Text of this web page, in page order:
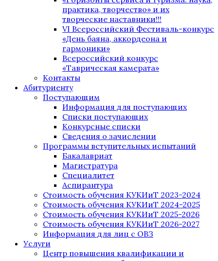
практика, творчество» и их
творческие наставники!!!
VI Всероссийский Фестиваль-конкурс
«День баяна, аккордеона и
гармоники»
Всероссийский конкурс
«Таврическая камерата»
Контакты
Абитуриенту
Поступающим
Информация для поступающих
Списки поступающих
Конкурсные списки
Сведения о зачислении
Программы вступительных испытаний
Бакалавриат
Магистратура
Специалитет
Аспирантура
Стоимость обучения КУКИиТ 2023-2024
Стоимость обучения КУКИиТ 2024-2025
Стоимость обучения КУКИиТ 2025-2026
Стоимость обучения КУКИиТ 2026-2027
Информация для лиц с ОВЗ
Услуги
Центр повышения квалификации и